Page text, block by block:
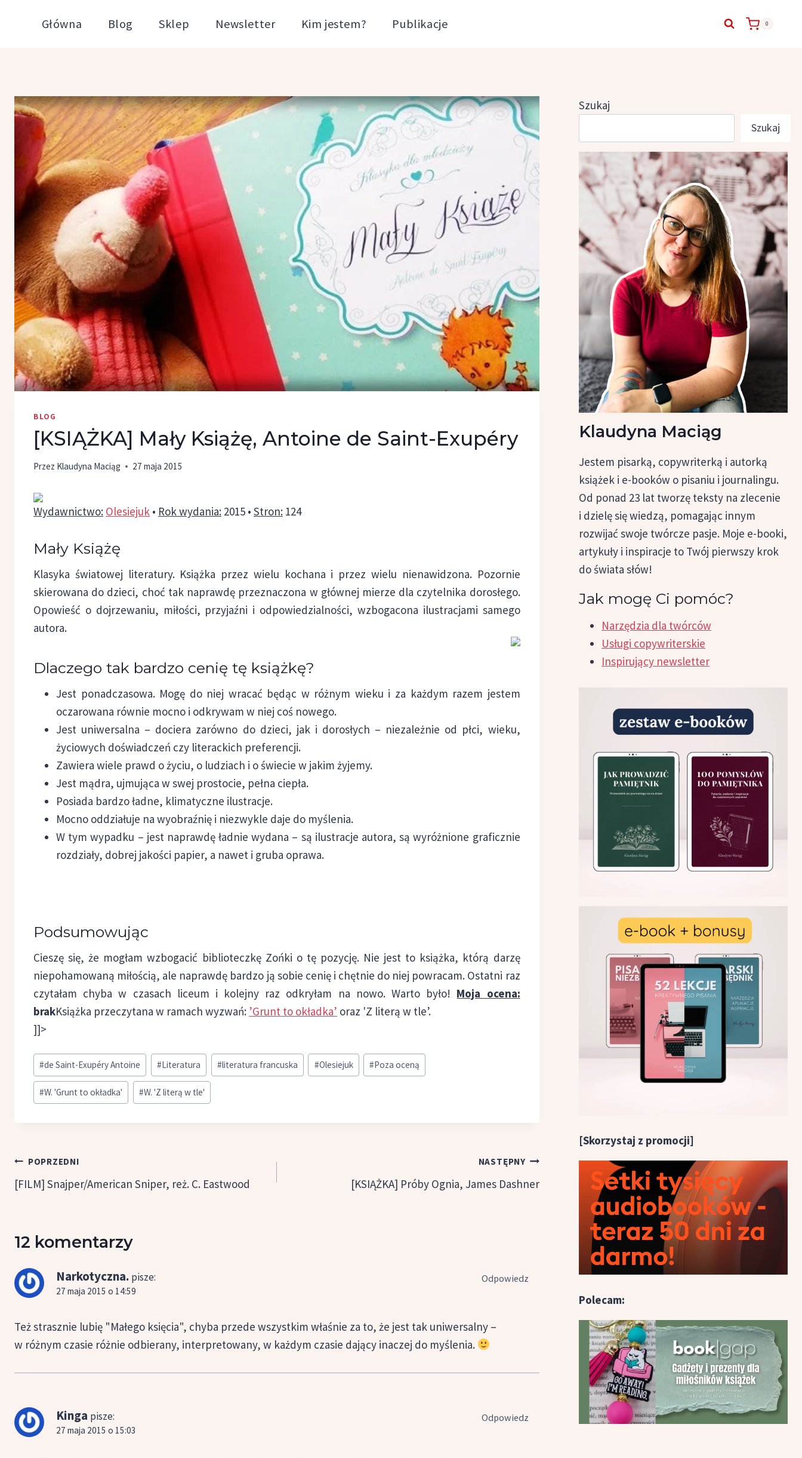
Główna Blog Sklep Newsletter Kim jestem? Publikacje 0
BLOG
[KSIĄŻKA] Mały Książę, Antoine de Saint-Exupéry
Przez Klaudyna Maciąg 27 maja 2015
Wydawnictwo: Olesiejuk • Rok wydania: 2015 • Stron: 124
Mały Książę
Klasyka światowej literatury. Książka przez wielu kochana i przez wielu nienawidzona. Pozornie
skierowana do dzieci, choć tak naprawdę przeznaczona w głównej mierze dla czytelnika dorosłego.
Opowieść o dojrzewaniu, miłości, przyjaźni i odpowiedzialności, wzbogacona ilustracjami samego
autora.
Dlaczego tak bardzo cenię tę książkę?
Jest ponadczasowa. Mogę do niej wracać będąc w różnym wieku i za każdym razem jestem
oczarowana równie mocno i odkrywam w niej coś nowego.
Jest uniwersalna – dociera zarówno do dzieci, jak i dorosłych – niezależnie od płci, wieku,
życiowych doświadczeń czy literackich preferencji.
Zawiera wiele prawd o życiu, o ludziach i o świecie w jakim żyjemy.
Jest mądra, ujmująca w swej prostocie, pełna ciepła.
Posiada bardzo ładne, klimatyczne ilustracje.
Mocno oddziałuje na wyobraźnię i niezwykle daje do myślenia.
W tym wypadku – jest naprawdę ładnie wydana – są ilustracje autora, są wyróżnione graficznie
rozdziały, dobrej jakości papier, a nawet i gruba oprawa.
Podsumowując
Cieszę się, że mogłam wzbogacić biblioteczkę Zońki o tę pozycję. Nie jest to książka, którą darzę
niepohamowaną miłością, ale naprawdę bardzo ją sobie cenię i chętnie do niej powracam. Ostatni raz
czytałam chyba w czasach liceum i kolejny raz odkryłam na nowo. Warto było! Moja ocena:
brakKsiążka przeczytana w ramach wyzwań: ’Grunt to okładka’ oraz 'Z literą w tle’.
]]>
Tagi
wpisu:
#de Saint-Exupéry Antoine #Literatura #literatura francuska #Olesiejuk #Poza oceną
#W. 'Grunt to okładka' #W. 'Z literą w tle'
Nawigacja
wpisu
POPRZEDNI
[FILM] Snajper/American Sniper, reż. C. Eastwood
NASTĘPNY
[KSIĄŻKA] Próby Ognia, James Dashner
12 komentarzy
Narkotyczna. pisze:
27 maja 2015 o 14:59
Też strasznie lubię "Małego księcia", chyba przede wszystkim właśnie za to, że jest tak uniwersalny –
w różnym czasie różnie odbierany, interpretowany, w każdym czasie dający inaczej do myślenia.
Odpowiedz
Kinga pisze:
27 maja 2015 o 15:03
Odpowiedz
Szukaj
Szukaj
Klaudyna Maciąg
Jestem pisarką, copywriterką i autorką
książek i e-booków o pisaniu i journalingu.
Od ponad 23 lat tworzę teksty na zlecenie
i dzielę się wiedzą, pomagając innym
rozwijać swoje twórcze pasje. Moje e-booki,
artykuły i inspiracje to Twój pierwszy krok
do świata słów!
Jak mogę Ci pomóc?
Narzędzia dla twórców
Usługi copywriterskie
Inspirujący newsletter
[Skorzystaj z promocji]
Polecam: